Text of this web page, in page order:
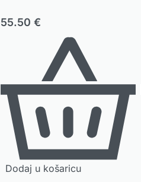
55.50€
Dodaj u košaricu